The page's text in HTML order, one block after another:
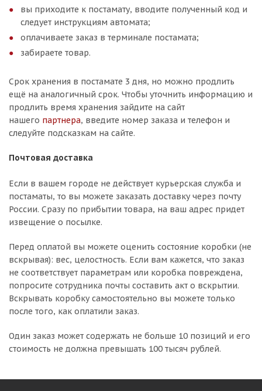
вы приходите к постамату, вводите полученный код и
следует инструкциям автомата;
оплачиваете заказ в терминале постамата;
забираете товар.
Срок хранения в постамате 3 дня, но можно продлить
ещё на аналогичный срок. Чтобы уточнить информацию и
продлить время хранения зайдите на сайт
нашего партнера, введите номер заказа и телефон и
следуйте подсказкам на сайте.
Почтовая доставка
Если в вашем городе не действует курьерская служба и
постаматы, то вы можете заказать доставку через почту
России. Сразу по прибытии товара, на ваш адрес придет
извещение о посылке.
Перед оплатой вы можете оценить состояние коробки (не
вскрывая): вес, целостность. Если вам кажется, что заказ
не соответствует параметрам или коробка повреждена,
попросите сотрудника почты составить акт о вскрытии.
Вскрывать коробку самостоятельно вы можете только
после того, как оплатили заказ.
Один заказ может содержать не больше 10 позиций и его
стоимость не должна превышать 100 тысяч рублей.